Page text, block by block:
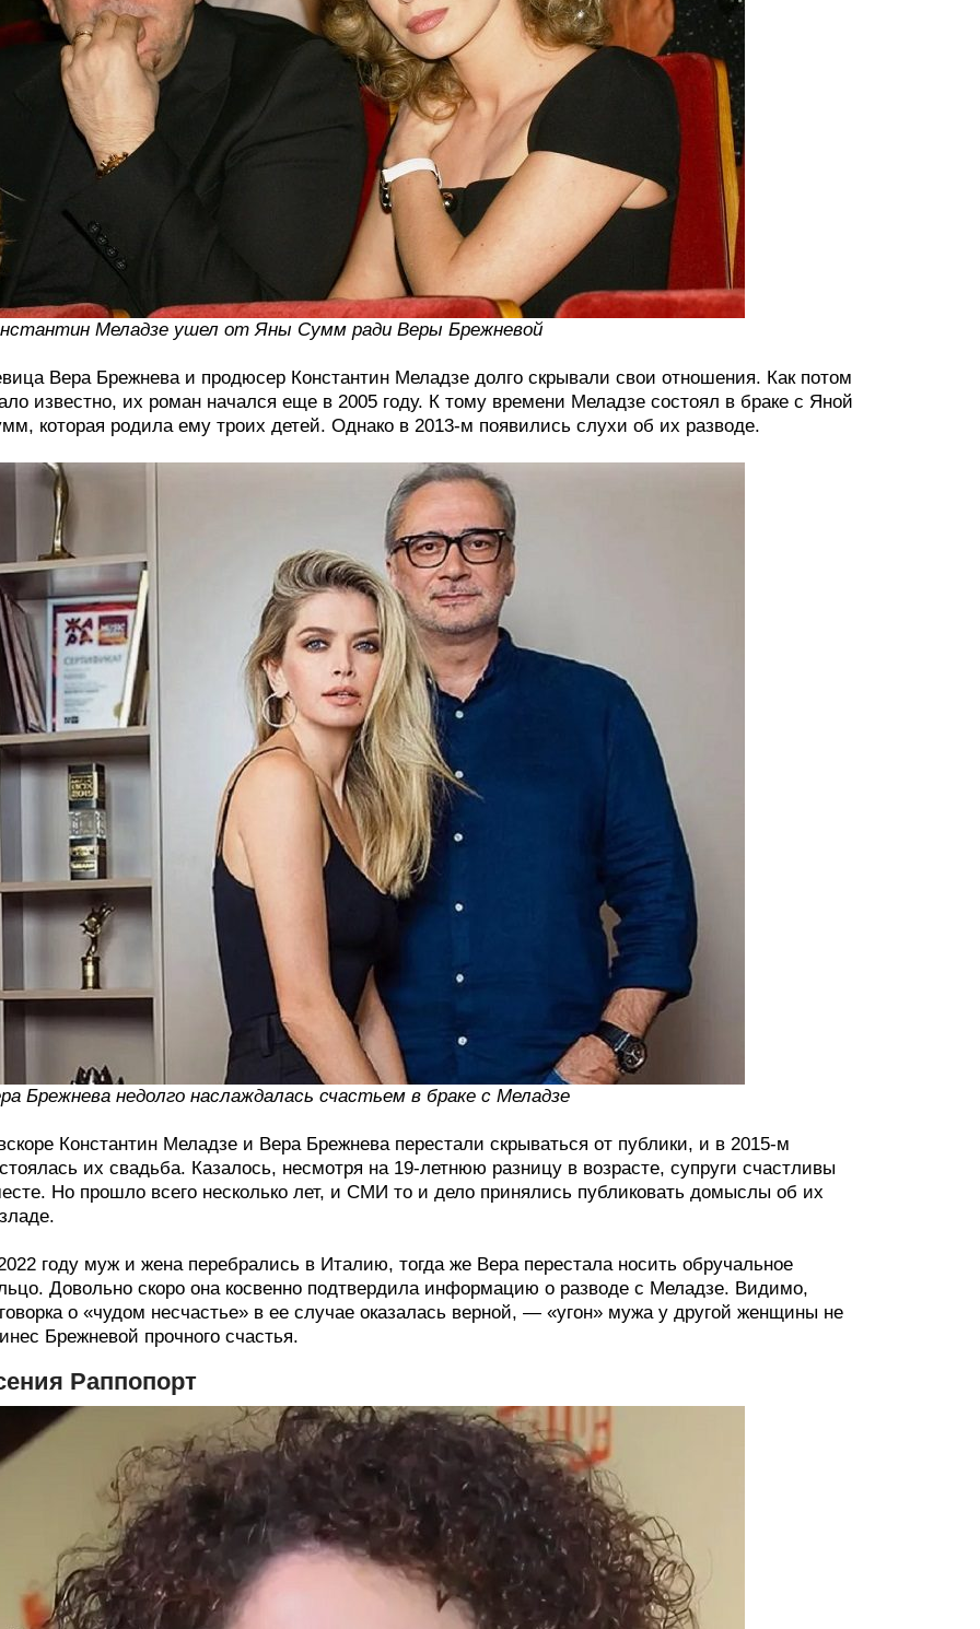
Меладзе ушел от Яны Сумм ради Веры Брежневой
Вера Брежнева и продюсер Константин Меладзе долго скрывали свои отношения. Как потом
известно, их роман начался еще в 2005 году. К тому времени Меладзе состоял в браке с Яной
которая родила ему троих детей. Однако в 2013-м появились слухи об их разводе.
Брежнева недолго наслаждалась счастьем в браке с Меладзе
Константин Меладзе и Вера Брежнева перестали скрываться от публики, и в 2015-м
их свадьба. Казалось, несмотря на 19-летнюю разницу в возрасте, супруги счастливы
Но прошло всего несколько лет, и СМИ то и дело принялись публиковать домыслы об их
году муж и жена перебрались в Италию, тогда же Вера перестала носить обручальное
Довольно скоро она косвенно подтвердила информацию о разводе с Меладзе. Видимо,
о «чудом несчастье» в ее случае оказалась верной, — «угон» мужа у другой женщины не
Брежневой прочного счастья.
Раппопорт